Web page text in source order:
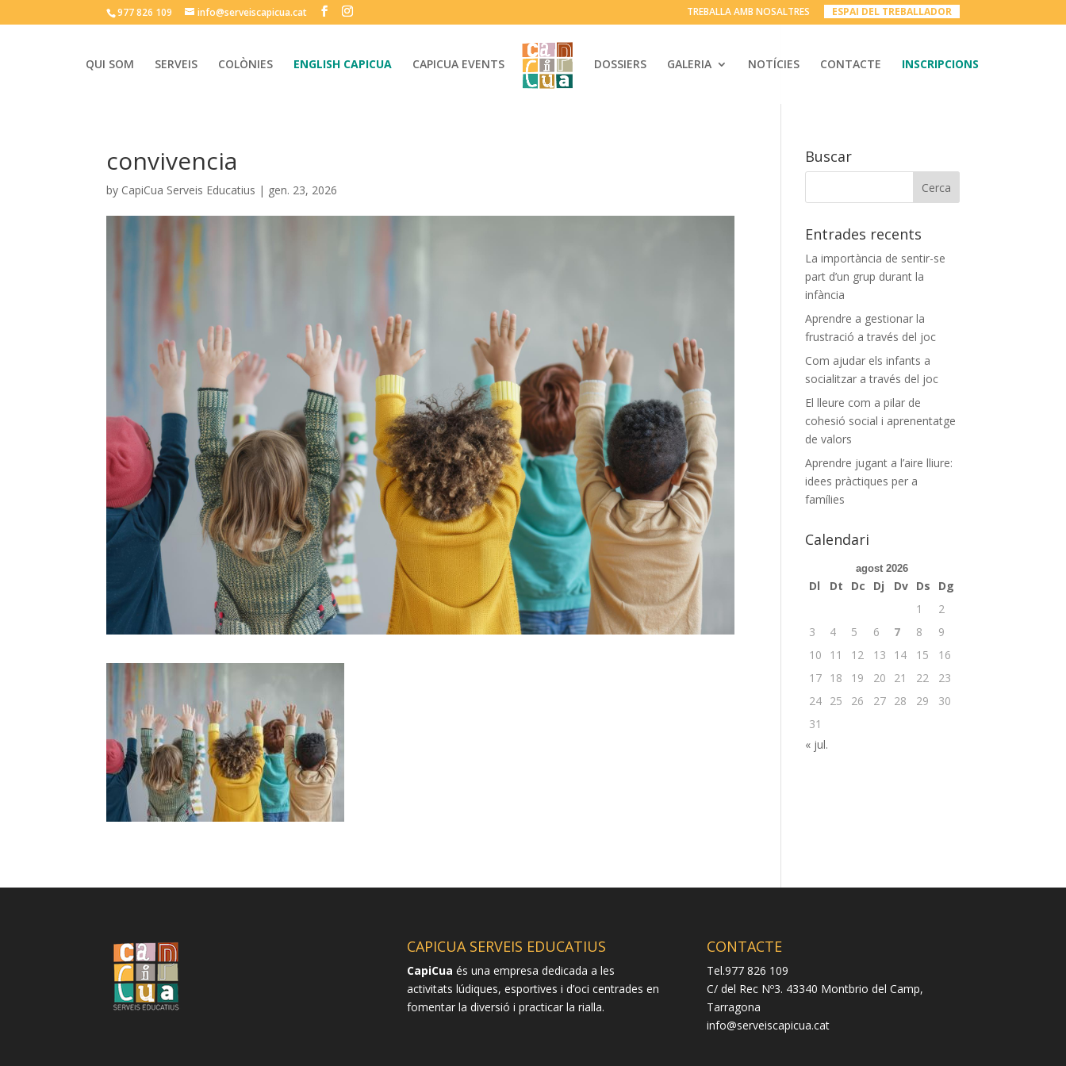
977 826 109 info@serveiscapicua.cat TREBALLA AMB NOSALTRES ESPAI DEL TREBALLADOR__
QUI SOM SERVEIS COLÒNIES ENGLISH CAPICUA CAPICUA EVENTS DOSSIERS GALERIA NOTÍCIES CONTACTE INSCRIPCIONS
convivencia
by CapiCua Serveis Educatius | gen. 23, 2026
Buscar
Entrades recents
La importància de sentir-se
part d’un grup durant la
infància
Aprendre a gestionar la
frustració a través del joc
Com ajudar els infants a
socialitzar a través del joc
El lleure com a pilar de
cohesió social i aprenentatge
de valors
Aprendre jugant a l’aire lliure:
idees pràctiques per a
famílies
Calendari
agost 2026
Dl Dt Dc Dj Dv Ds
Dg
1
2
3
4 5 6 7 8
9
10
11 12 13 14 15
16
17 18 19 20 21 22
23
24 25 26 27 28 29
30
31
« jul.
CAPICUA SERVEIS EDUCATIUS
CapiCua és una empresa dedicada a les
activitats lúdiques, esportives i d’oci centrades en
fomentar la diversió i practicar la rialla.
CONTACTE
Tel.977 826 109
C/ del Rec Nº3. 43340 Montbrio del Camp,
Tarragona
info@serveiscapicua.cat